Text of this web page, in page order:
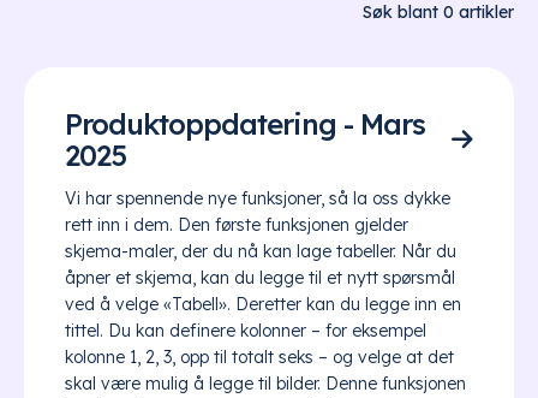
Søk blant 0 artikler
Produktoppdatering - Mars
2025

Vi har spennende nye funksjoner, så la oss dykke
rett inn i dem. Den første funksjonen gjelder
skjema-maler, der du nå kan lage tabeller. Når du
åpner et skjema, kan du legge til et nytt spørsmål
ved å velge «Tabell». Deretter kan du legge inn en
tittel. Du kan definere kolonner – for eksempel
kolonne 1, 2, 3, opp til totalt seks – og velge at det
skal være mulig å legge til bilder. Denne funksjonen